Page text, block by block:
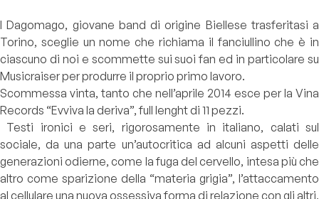
I Dagomago, giovane band di origine Biellese trasferitasi a
Torino, sceglie un nome che richiama il fanciullino che è in
ciascuno di noi e scommette sui suoi fan ed in particolare su
Musicraiser per produrre il proprio primo lavoro.
Scommessa vinta, tanto che nell’aprile 2014 esce per la Vina
Records “Evviva la deriva”, full lenght di 11 pezzi.
Testi ironici e seri, rigorosamente in italiano, calati sul
sociale, da una parte un’autocritica ad alcuni aspetti delle
generazioni odierne, come la fuga del cervello, intesa più che
altro come sparizione della “materia grigia”, l’attaccamento
al cellulare una nuova ossessiva forma di relazione con gli altri,